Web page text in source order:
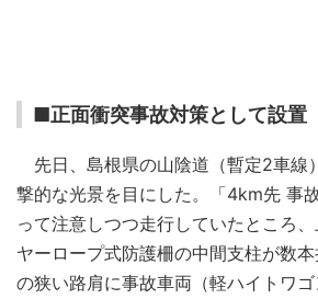
■正面衝突事故対策として設置
先日、島根県の山陰道（暫定2車線
撃的な光景を目にした。「4km先 事
って注意しつつ走行していたところ
ヤーロープ式防護柵の中間支柱が数
の狭い路肩に事故車両（軽ハイトワ